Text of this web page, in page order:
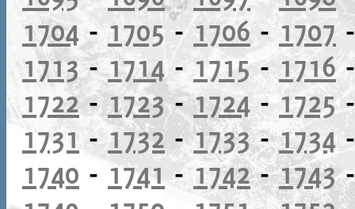
1704 -1705 - 1706-1707
1713-1714- 1715- 1716
1722-1723-1724-1725
1731 -1732 -1733-1734
1740 - 1741 -1742-1743